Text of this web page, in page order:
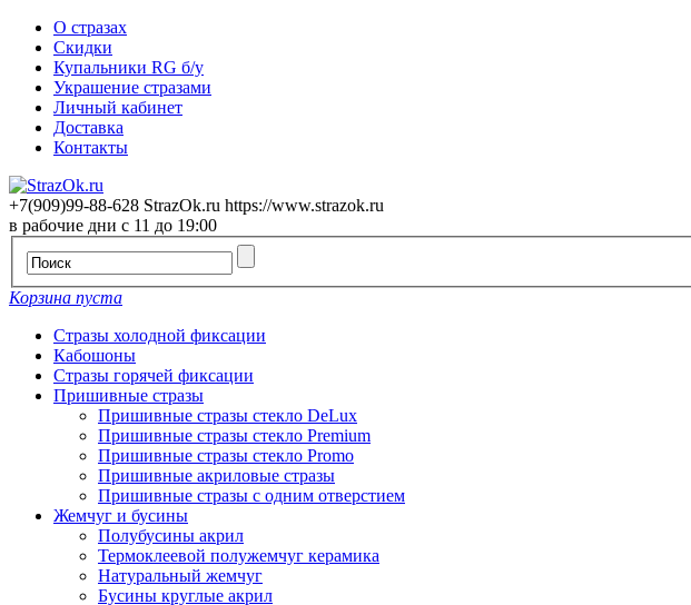
О стразах
Скидки
Купальники RG б/у
Украшение стразами
Личный кабинет
Доставка
Контакты
+7(909)99-88-628 StrazOk.ru https://www.strazok.ru
в рабочие дни с 11 до 19:00
Корзина пуста
Стразы холодной фиксации
Кабошоны
Стразы горячей фиксации
Пришивные стразы
Пришивные стразы стекло DeLux
Пришивные стразы стекло Premium
Пришивные стразы стекло Promo
Пришивные акриловые стразы
Пришивные стразы с одним отверстием
Жемчуг и бусины
Полубусины акрил
Термоклеевой полужемчуг керамика
Натуральный жемчуг
Бусины круглые акрил